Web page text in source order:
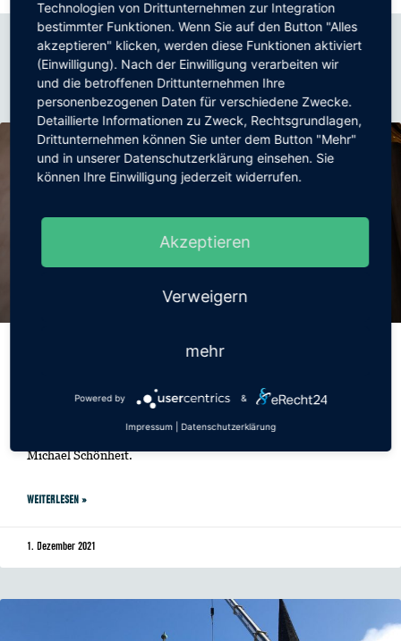
Aktuelles
Texte hinter den digitalen Kalendertürchen von Domorganist
Michael Schönheit.
WEITERLESEN »
1. Dezember 2021
Technologien von Drittunternehmen zur Integration
bestimmter Funktionen. Wenn Sie auf den Button "Alles
akzeptieren" klicken, werden diese Funktionen aktiviert
(Einwilligung). Nach der Einwilligung verarbeiten wir
und die betroffenen Drittunternehmen Ihre
personenbezogenen Daten für verschiedene Zwecke.
Detaillierte Informationen zu Zweck, Rechtsgrundlagen,
Drittunternehmen können Sie unter dem Button "Mehr"
und in unserer Datenschutzerklärung einsehen. Sie
können Ihre Einwilligung jederzeit widerrufen.
Akzeptieren
Verweigern
mehr
Powered by &
Impressum Datenschutzerklärung